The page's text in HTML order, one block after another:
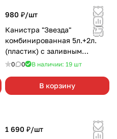
980 ₽/шт
Канистра "Звезда"
комбинированная 5л.+2л.
(пластик) с заливным
устройством
0 0 В наличии: 19 шт
В корзину
1 690 ₽/шт